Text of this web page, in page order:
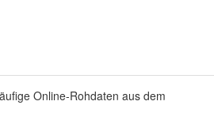
Online-Rohdaten aus dem